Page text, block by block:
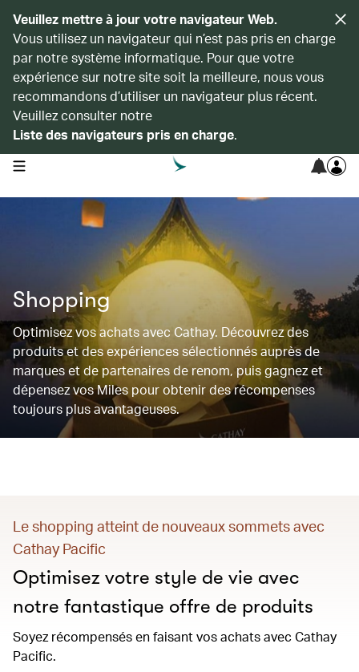
Veuillez mettre à jour votre navigateur Web.
Vous utilisez un navigateur qui n’est pas pris en charge
par notre système informatique. Pour que votre
expérience sur notre site soit la meilleure, nous vous
recommandons d’utiliser un navigateur plus récent.
Veuillez consulter notre
Liste des navigateurs pris en charge.
open navigation menu
Shopping
Optimisez vos achats avec Cathay. Découvrez des
produits et des expériences sélectionnés auprès de
marques et de partenaires de renom, puis gagnez et
dépensez vos Miles pour obtenir des récompenses
toujours plus avantageuses.
Le shopping atteint de nouveaux sommets avec
Cathay Pacific
Optimisez votre style de vie avec
notre fantastique offre de produits
Soyez récompensés en faisant vos achats avec Cathay
Pacific.